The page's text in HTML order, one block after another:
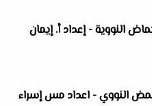
النووية - إعداد أ. إيمان
النووي - اعداد مس إسراء